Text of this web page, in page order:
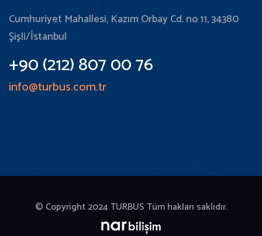
Cumhuriyet Mahallesi, Kazım Orbay Cd. no 11, 34380
Şişli/İstanbul
+90 (212) 807 00 76
info@turbus.com.tr
© Copyright 2024TURBUS Tüm hakları saklıdır.